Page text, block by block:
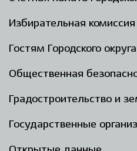
Избирательная комиссия
Гостям Городского округа
Общественная
Градостроительство и
Государственные